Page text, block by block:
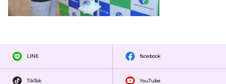
LINE facebook
TikTok YouTube